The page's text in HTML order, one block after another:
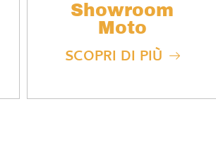
Showroom
Moto
SCOPRI DI PIÙ